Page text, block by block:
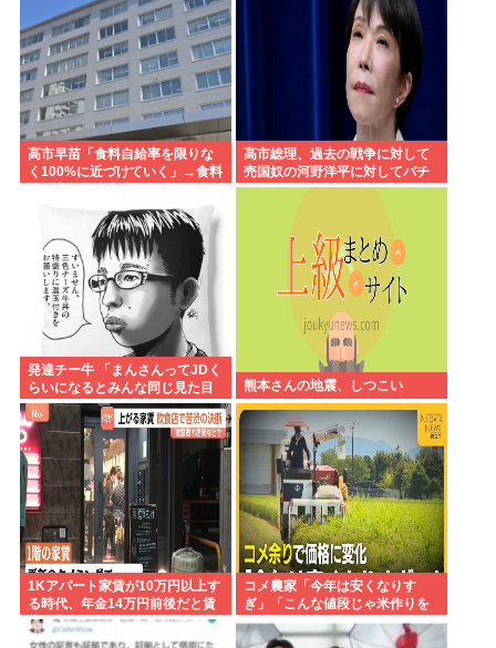
高市早苗「食料自給率を限りな
く100%に近づけていく」→食料
高市総理、過去の戦争に対して
売国奴の河野洋平に対してバチ
ーンと物申してしまう
発達チー牛 「まんさんってJDく
らいになるとみんな同じ見た目
になるよねw」⬅批判殺到
熊本さんの地震、しつこい
1Kアパート家賃が10万円以上す
る時代、年金14万円前後だと賃
貸の都民は無理じゃね？ 運転免
許もなく移住も無理じゃね？
コメ農家「今年は安くなりす
ぎ」「こんな値段じゃ米作りを
やめる人も多くなるんじゃない
かな?」